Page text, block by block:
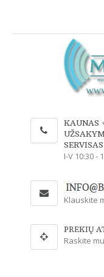
KAUNAS
I-V 10:30 -
Klauskite
PREKIŲ
Raskite